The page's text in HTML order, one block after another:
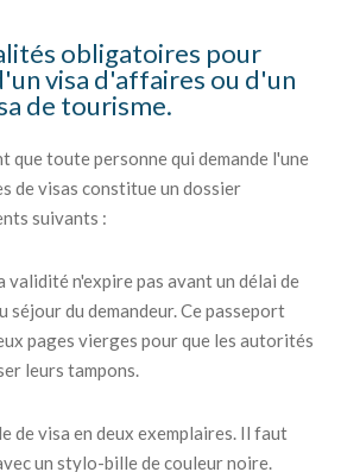
obligatoires pour
visa d'affaires ou d'un
de tourisme.
que toute personne qui demande l'une
de visas constitue un dossier
suivants :
validité n'expire pas avant un délai de
séjour du demandeur. Ce passeport
pages vierges pour que les autorités
leurs tampons.
de visa en deux exemplaires. Il faut
un stylo-bille de couleur noire.